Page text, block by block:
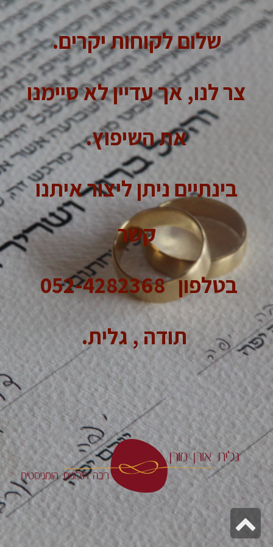
שלום לקוחות יקרים.
צר לנו, אך עדיין לא סיימנו
את השיפוץ.
בינתיים ניתן ליצור איתנו
קשר
בטלפון 052-4282368
תודה , גלית.
גלילה